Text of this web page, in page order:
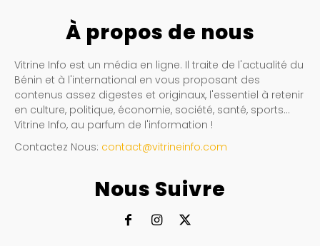
À propos de nous
Vitrine Info est un média en ligne. Il traite de l'actualité du
Bénin et à l'international en vous proposant des
contenus assez digestes et originaux, l'essentiel à retenir
en culture, politique, économie, société, santé, sports…
Vitrine Info, au parfum de l'information !
Contactez Nous: contact@vitrineinfo.com
Nous Suivre